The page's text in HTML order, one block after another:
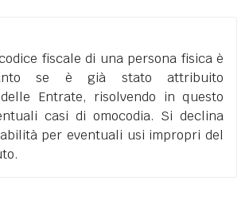
fiscale di una persona fisica è
se è già stato attribuito
Entrate, risolvendo in questo
casi di omocodia. Si declina
per eventuali usi impropri del